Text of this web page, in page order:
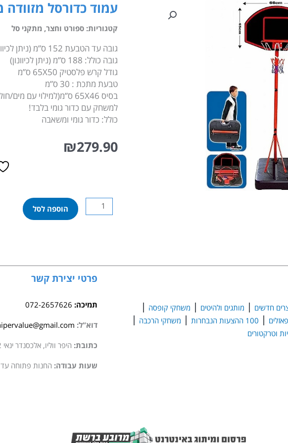
עמוד כדורסל מזוודה מתכת
קטגוריות:ספורט וחצר,מתקני סל
גובה עד הטבעת 152 ס”מ (ניתן לכיוונון)
גובה כולל: 188 ס”מ (ניתן לכיוונון)
גודל קרש פלסטיק 65X50 ס”מ
טבעת מתכת : 30 ס”מ
בסיס 65X46 ס”מ(למילוי עם מים/חול)
למשחק עם כדור גומי בלבד!
כולל: כדור גומי ומשאבה
₪279.90
כמות
של
הוספה לסל
חדשים מותגים ולהיטים
משחקי קופסה
פאזלים 100 ההצעות הנבחרות
משחקי הרכבה
וטרקטורים
פרטי יצירת קשר
תמיכה: 072-2657626
דוא”ל:
כתובת: היפר ווליו, אלכסנדר ינאי 2 סגולה
שעות עבודה: החנות פתוחה עד 20:00